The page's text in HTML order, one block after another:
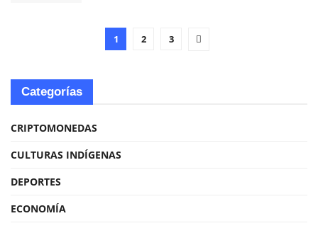
1 2 3
Categorías
CRIPTOMONEDAS
CULTURAS INDÍGENAS
DEPORTES
ECONOMÍA